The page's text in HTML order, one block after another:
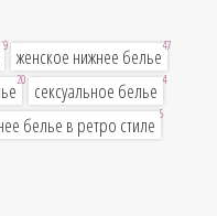
9 женское нижнее белье47
20 сексуальное белье 4
белье в ретро стиле 5